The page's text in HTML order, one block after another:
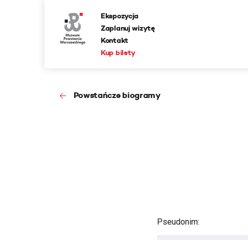
Ekspozycja
Zaplanuj wizytę
Kontakt
Kup bilety
Powstańcze biogramy
Pseudonim: